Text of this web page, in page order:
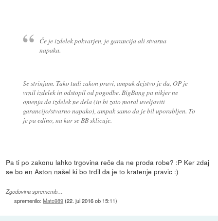
Če je izdelek pokvarjen, je garancija ali stvarna
napaka.
Se strinjam. Tako tudi zakon pravi, ampak dejstvo je da, OP je
vrnil izdelek in odstopil od pogodbe. BigBang pa nikjer ne
omenja da izdelek ne dela (in bi zato moral uveljaviti
garancijo/stvarno napako), ampak samo da je bil uporabljen. To
je pa edino, na kar se BB sklicuje.
Pa ti po zakonu lahko trgovina reče da ne proda robe? :P Ker zdaj
se bo en Aston našel ki bo trdil da je to kratenje pravic :)
Zgodovina sprememb…
spremenilo:Mato989(22. jul 2016 ob 15:11)